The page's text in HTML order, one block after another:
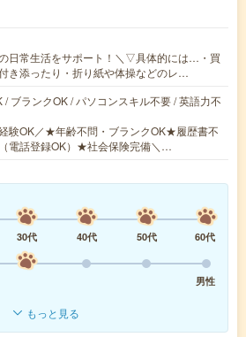
日常生活をサポート！＼▽具体的には…・買
き添ったり・折り紙や体操などのレ…
/ ブランクOK / パソコンスキル不要 / 英語力不
験OK／★年齢不問・ブランクOK★履歴書不
電話登録OK）★社会保険完備＼…
30代 40代 50代
60代
男性
もっと見る